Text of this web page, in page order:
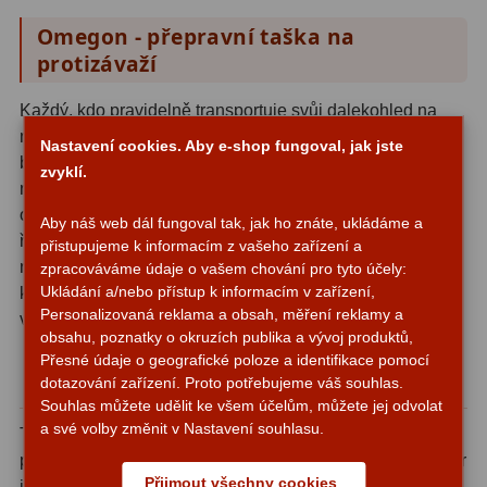
S mřížkou6
Speciální
Barlow
Filtry181
Měsíční a Polarizační24
Sluneční43
CLS a UHC13
Mlhovinové14
Omegon - přepravní taška na
protizávaží
Každý, kdo pravidelně transportuje svůj dalekohled na
místo pozorování, dobře ví, jak důležité je mít vybavení
bezpečně uložené. Protizávaží jsou těžká, tvrdá a při
neopatrné manipulaci mohou poškodit nejen sebe, ale i
okolní vybavení. Přepravní taška Omegon tento problém
řeší přímo a efektivně - nabízí dedikované úložné místo
navržené přesně pro protizávaží montáže. Nejde o žádný
kompromis ani univerzální řešení, ale o produkt, který
vznikl s jasným účelem.
Ochrana protizávaží při transportu i
skladování
Taška je určena výhradně pro přepravu a skladování
protizávaží, což se odráží v jejím provedení. Vnitřní prostor
Nastavení cookies. Aby e-shop fungoval, jak jste
zvyklí.
Aby náš web dál fungoval tak, jak ho znáte, ukládáme a
přistupujeme k informacím z vašeho zařízení a
zpracováváme údaje o vašem chování pro tyto účely:
Ukládání a/nebo přístup k informacím v zařízení,
Personalizovaná reklama a obsah, měření reklamy a
obsahu, poznatky o okruzích publika a vývoj produktů,
Přesné údaje o geografické poloze a identifikace pomocí
dotazování zařízení. Proto potřebujeme váš souhlas.
Souhlas můžete udělit ke všem účelům, můžete jej odvolat
a své volby změnit v Nastavení souhlasu.
Přijmout všechny cookies